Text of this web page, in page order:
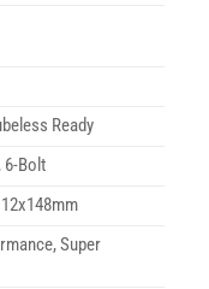
Ready
6-Bolt
12x148mm
Super